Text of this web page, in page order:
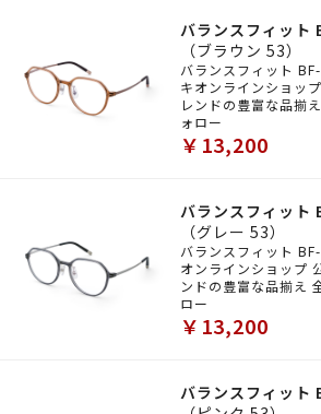
バランスフィット
（ブラウン 53）
バランスフィット
キオンラインショッ
レンドの豊富な品揃
ォロー
￥13,200
バランスフィット
（グレー 53）
バランスフィット
オンラインショップ
ンドの豊富な品揃え
ロー
￥13,200
バランスフィット